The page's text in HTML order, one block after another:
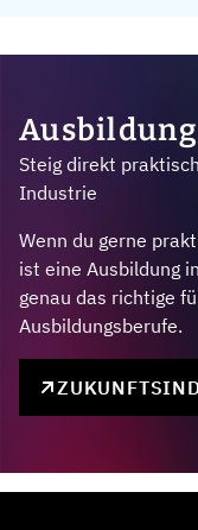
Steig direkt
Industrie
Wenn du gerne
ist eine Ausbildung
genau das richtige
Ausbildungsberufe.